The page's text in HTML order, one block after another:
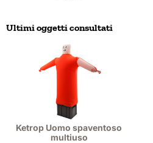
Ultimi oggetti consultati
Ketrop Uomo spaventoso
multiuso